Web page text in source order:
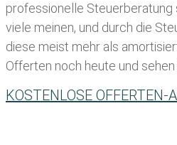
professionelle Steuerberatung
viele meinen, und durch die
diese meist mehr als
Offerten noch heute und
KOSTENLOSE OFFERTEN-